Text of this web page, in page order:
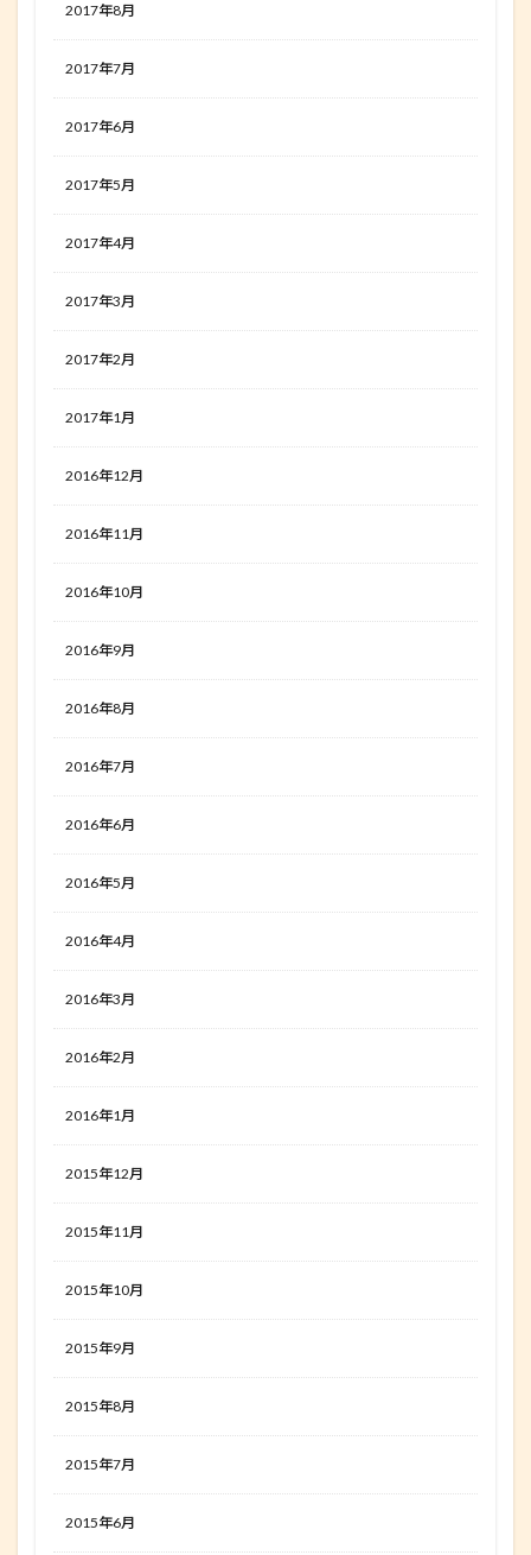
2017年8月
2017年7月
2017年6月
2017年5月
2017年4月
2017年3月
2017年2月
2017年1月
2016年12月
2016年11月
2016年10月
2016年9月
2016年8月
2016年7月
2016年6月
2016年5月
2016年4月
2016年3月
2016年2月
2016年1月
2015年12月
2015年11月
2015年10月
2015年9月
2015年8月
2015年7月
2015年6月